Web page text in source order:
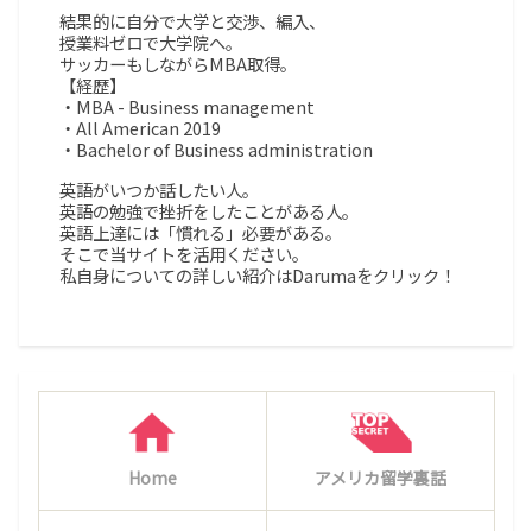
結果的に自分で大学と交渉、編入、
授業料ゼロで大学院へ。
サッカーもしながらMBA取得。
【経歴】
・MBA - Business management
・All American 2019
・Bachelor of Business administration
英語がいつか話したい人。
英語の勉強で挫折をしたことがある人。
英語上達には「慣れる」必要がある。
そこで当サイトを活用ください。
私自身についての詳しい紹介はDarumaをクリック！
Home アメリカ留学裏話